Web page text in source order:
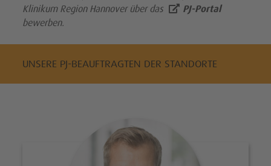
Klinikum Region Hannover über das
PJ-Portal
bewerben.
UNSERE PJ-BEAUFTRAGTEN DER STANDORTE
Portrait Prof. Dr. med. Jochen